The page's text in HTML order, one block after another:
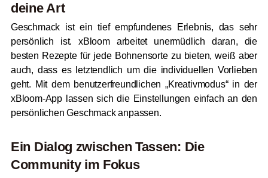
deine Art
Geschmack ist ein tief empfundenes Erlebnis, das sehr
persönlich ist. xBloom arbeitet unermüdlich daran, die
besten Rezepte für jede Bohnensorte zu bieten, weiß aber
auch, dass es letztendlich um die individuellen Vorlieben
geht. Mit dem benutzerfreundlichen „Kreativmodus“ in der
xBloom-App lassen sich die Einstellungen einfach an den
persönlichen Geschmack anpassen.
Ein Dialog zwischen Tassen: Die
Community im Fokus